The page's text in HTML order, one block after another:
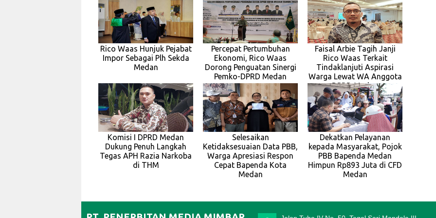
Rico Waas Hunjuk Pejabat
Impor Sebagai Plh Sekda
Medan
Percepat Pertumbuhan
Ekonomi, Rico Waas
Dorong Penguatan Sinergi
Pemko-DPRD Medan
Faisal Arbie Tagih Janji
Rico Waas Terkait
Tindaklanjuti Aspirasi
Warga Lewat WA Anggota
DPRD Medan
Komisi I DPRD Medan
Dukung Penuh Langkah
Tegas APH Razia Narkoba
di THM
Selesaikan
Ketidaksesuaian Data PBB,
Warga Apresiasi Respon
Cepat Bapenda Kota
Medan
Dekatkan Pelayanan
kepada Masyarakat, Pojok
PBB Bapenda Medan
Himpun Rp893 Juta di CFD
Medan